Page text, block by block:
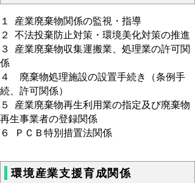
１ 産業廃棄物関係の監視・指導
２ 不法投棄防止対策・環境美化対策の推進
３ 産業廃棄物収集運搬業、処理業の許可関
係
４ 廃棄物処理施設の設置手続き（条例手
続、許可関係）
５ 産業廃棄物再生利用業の指定及び廃棄物
再生事業者の登録関係
６ ＰＣＢ特別措置法関係
環境産業支援育成関係